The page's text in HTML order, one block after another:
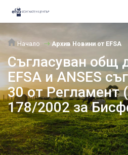
Начало Архив Новини от EFSA
Съгласуван общ
EFSA и ANSES
30 от Регламент
178/2002 за